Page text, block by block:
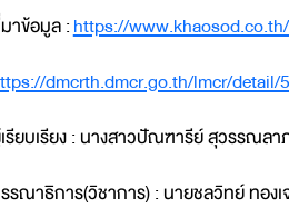
าข้อมูล :https://
dmcrth.dmcr.go.th/lmcr/detail/
รียบเรียง : นางสาวปัณฑารีย์ สุวรรณลา
รณาธิการ(วิชาการ) : นายชลวิทย์ ทอง